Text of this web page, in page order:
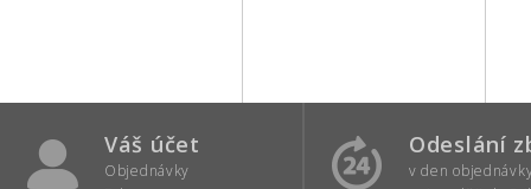
Váš účet
Objednávky
Odeslání
v den